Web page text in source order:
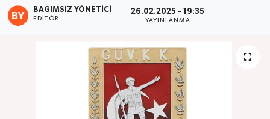
BAĞIMSIZ YÖNETICI
EDITÖR
26.02.2025 - 19:35
YAYINLANMA